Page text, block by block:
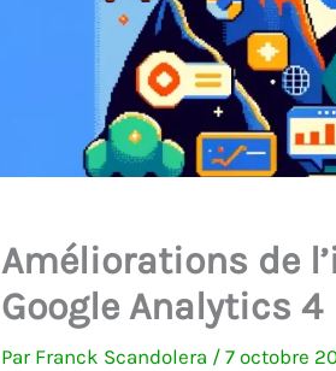
Améliorations de
Google Analytics 4
Par Franck Scandolera / 7 octobre